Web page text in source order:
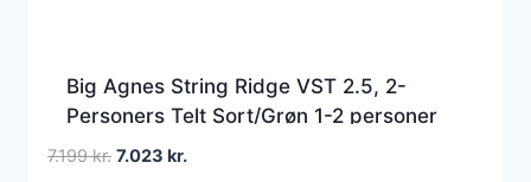
Big Agnes String Ridge VST 2.5, 2-
Personers Telt Sort/Grøn 1-2 personer
7.199kr. Den
7.023 kr.Den